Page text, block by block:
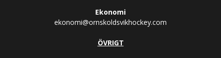
Ekonomi
ekonomi@ornskoldsvikhockey.com
ÖVRIGT